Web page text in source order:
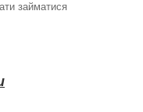
займатися